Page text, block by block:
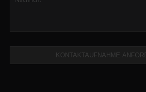
KONTAKTAUFNAHME